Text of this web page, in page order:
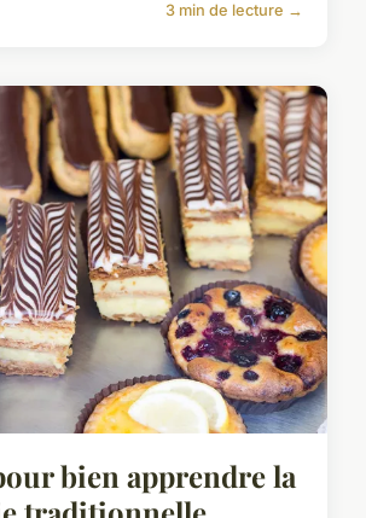
3 min de lecture →
bien apprendre la